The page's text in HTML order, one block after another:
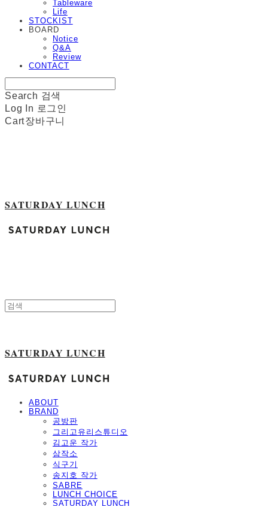
Tableware
Life
STOCKIST
BOARD
Notice
Q&A
Review
CONTACT
Search 검색
Log In 로그인
Cart장바구니
SATURDAY LUNCH
SATURDAY LUNCH
ABOUT
BRAND
공방판
그리고유리스튜디오
김고운 작가
삼작소
식구기
송지호 작가
SABRE
LUNCH CHOICE
SATURDAY LUNCH